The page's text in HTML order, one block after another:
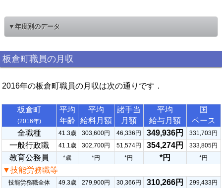
▼年度別のデータ
板倉町職員の月収
2016年の板倉町職員の月収は次の通りです．
板倉町
(2016年)
平均
年齢
平均
給料月額
諸手当
月額
平均
給与月額
国
ベース
全職種
41.3歳 303,600円 46,336円 349,936円 331,703円
一般行政職 41.1歳 302,700円 51,574円 354,274円 333,805円
教育公務員 *歳 *円 *円 *円 *円
▼技能労務職等
技能労務職全体 49.3歳 279,900円 30,366円 310,266円
299,433円